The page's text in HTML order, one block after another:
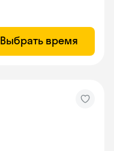
Выбрать время